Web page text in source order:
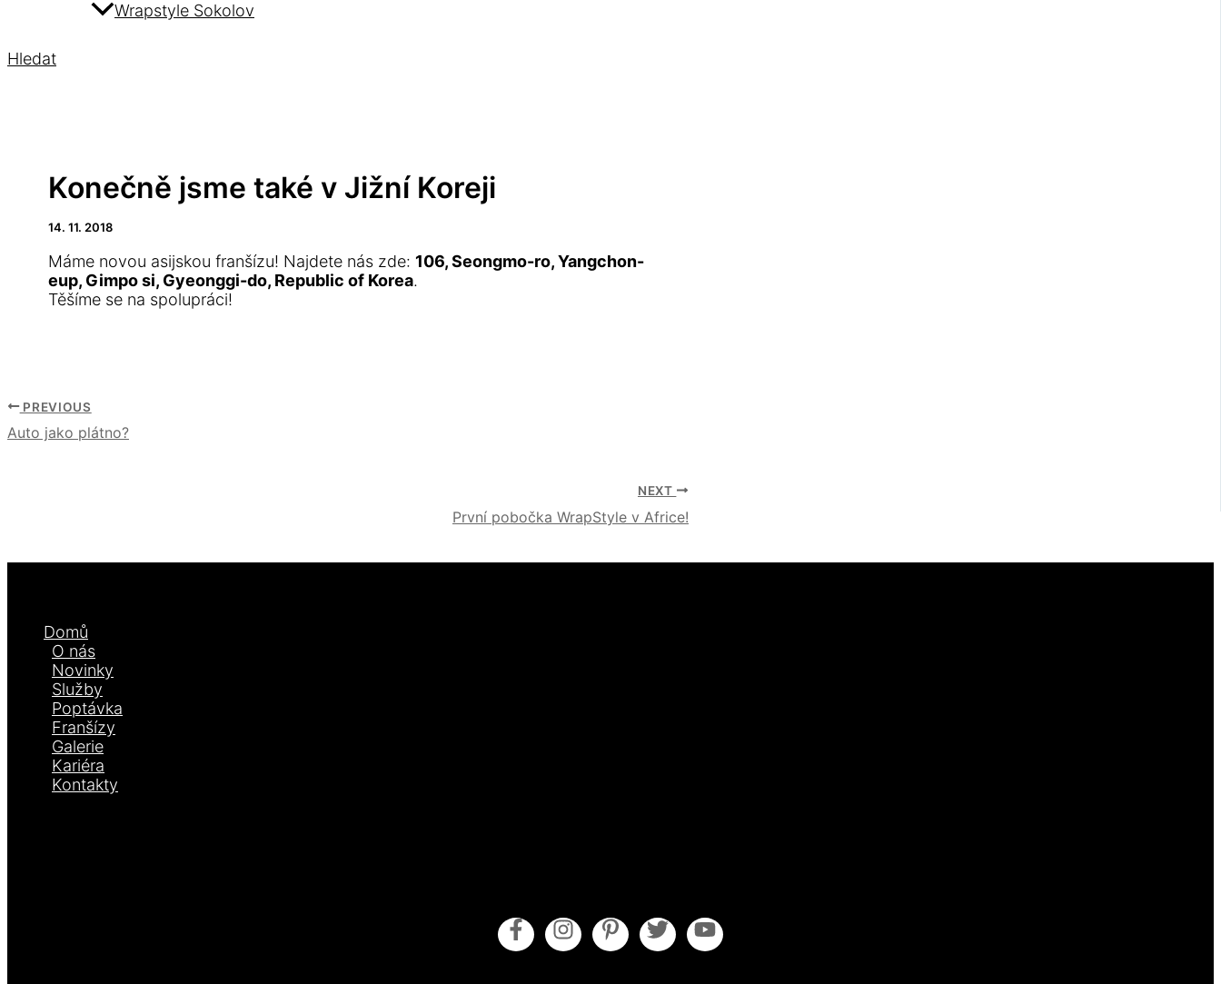
Wrapstyle Sokolov
Hledat
Konečně jsme také v Jižní Koreji
14. 11. 2018
Máme novou asijskou franšízu! Najdete nás zde: 106, Seongmo-ro, Yangchon-
eup, Gimpo si, Gyeonggi-do, Republic of Korea.
Těšíme se na spolupráci!
PREVIOUS
Auto jako plátno?
NEXT
První pobočka WrapStyle v Africe!
Domů
O nás
Novinky
Služby
Poptávka
Franšízy
Galerie
Kariéra
Kontakty